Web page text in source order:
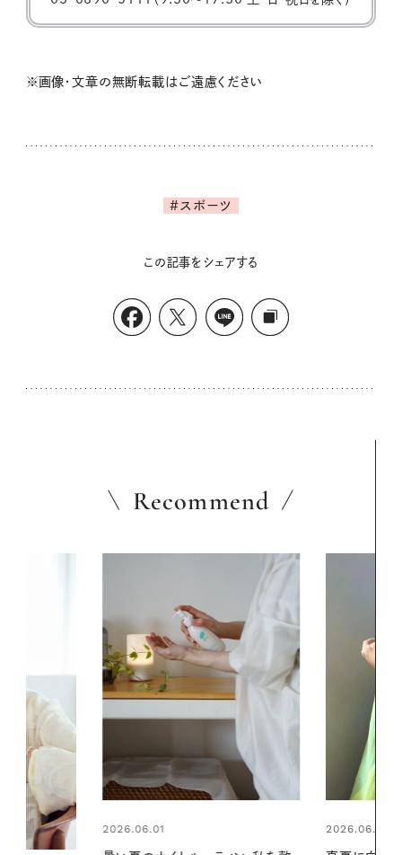
※画像・文章の無断転載はご遠慮ください
#スポーツ
この記事をシェアする
Recommend
2026.06.01 2026.07.24